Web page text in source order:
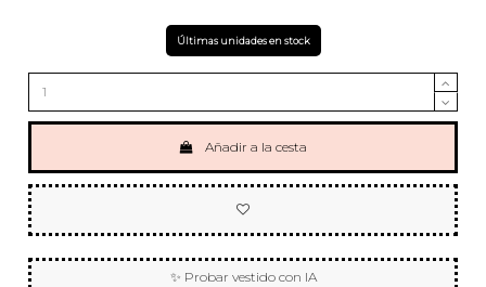
Últimas unidades en stock
Añadir a la cesta
✨ Probar vestido con IA